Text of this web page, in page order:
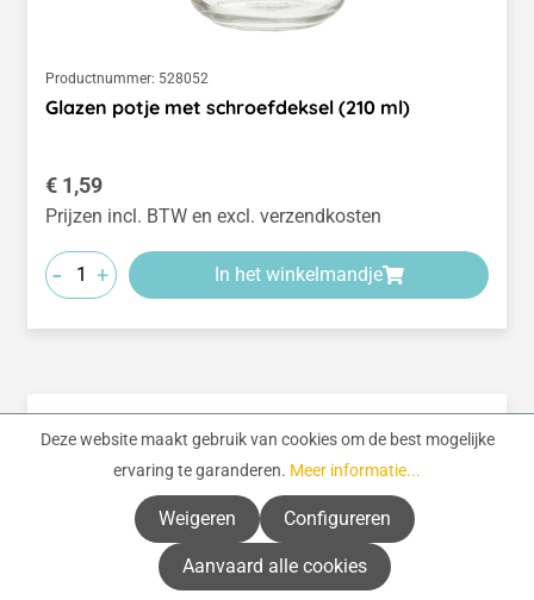
Productnummer: 528052
Glazen potje met schroefdeksel (210 ml)
Normale prijs:
€ 1,59
Prijzen incl. BTW en excl. verzendkosten
- + In het winkelmandje
Deze website maakt gebruik van cookies om de best mogelijke
ervaring te garanderen. Meer informatie...
Weigeren Configureren
Aanvaard alle cookies